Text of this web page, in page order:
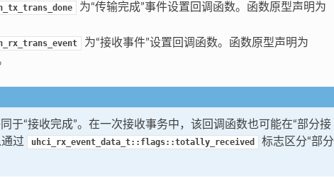
为“传输完成”事件设置回调函数。函数原型声明为
为“接收事件”设置回调函数。函数原型声明为
于“接收完成”。在一次接收事务中，该回调函数也可能在“部分接
过
uhci_rx_event_data_t::flags::totally_received
标志区分“部分